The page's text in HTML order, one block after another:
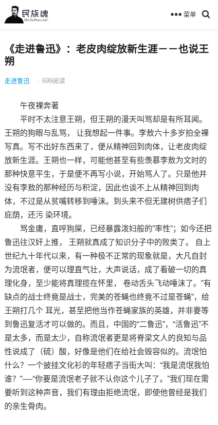
菜单
《走进鲁迅》：老皮肉绽放新生涯－－也说王
朔
走进鲁迅 · 699阅读
午夜裸奔著
平时不太注意王朔，但王朔的漫天叫骂却是有所耳闻。
王朔的狗眼与乱骂， 让我想起一件事。李敖六十多岁拍全裸
写真。写不出好东西来了，便从精神回到肉体，让老皮肉绽
放新生涯。王朔也一样，可能他甚至有些羡慕李敖为文时的
那种快意平生，于是便不再写小说，开始骂人了。只是他并
没有李敖的那种经历与积淀，因此也谈不上从精神回到肉
体，不过是从贫嘴转移到唾沫。到头来不但无建树供痞子们
庇荫，还污 染环境。
骂金庸，直呼狗屎，已经暴露泼妇般的”率性”；如今还把
鲁迅往汉奸上推， 王朔就真成了知识分子中的败类了。 自上
世纪九十年代以来，有一种极不正常的现象就是，大凡自封
为流氓者，便可以理直气壮，大声说话，成了看破一切的真
理化身，至少能将真理揽在怀里， 卷动舌头飞动唾沫了。”有
缺点的战士终竟是战士，完美的苍蝇也终竟不过是苍蝇”，给
王朔打几个 耳光，甚至把他当作苍蝇家族的英雄，并非要等
到鲁迅复活才可以做的。而且，中国的“二鲁迅”，“活鲁迅”不
是太多，而是太少，自称流氓者更是将脊梁文人的良知与品
性说成了（硫）酸，好像是他们在给社会毁容似的。流氓怕
什么？一个披挂文化衫的年轻痞子当街大叫：“我是流氓我怕
谁？”—-“你要是流氓老子就不认你这个儿子了。”我们现在需
要听到这种声音，我们有理由拒绝流氓，即使他曾经是我们
的亲生骨肉。